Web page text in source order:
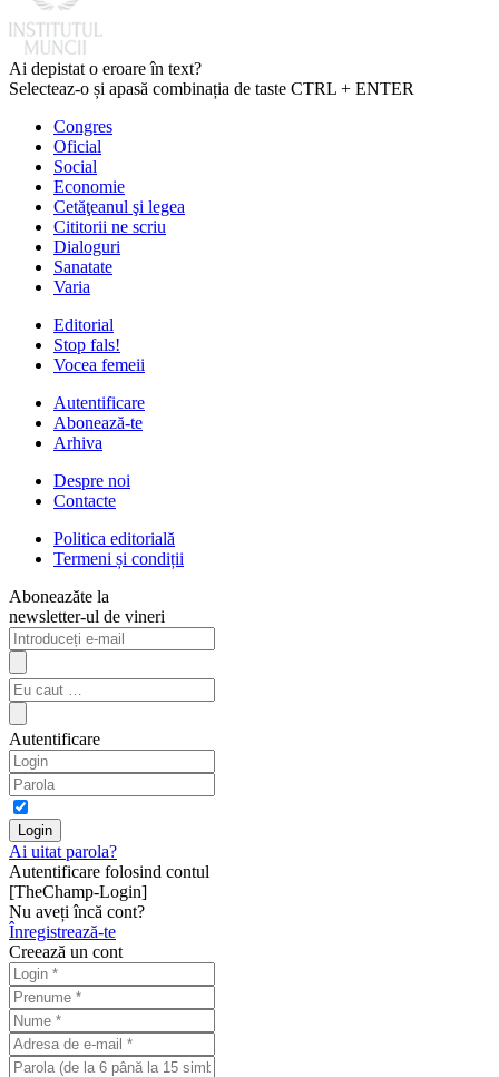
Ai depistat o eroare în text?
Selecteaz-o și apasă combinația de taste CTRL + ENTER
Congres
Oficial
Social
Economie
Cetăţeanul şi legea
Cititorii ne scriu
Dialoguri
Sanatate
Varia
Editorial
Stop fals!
Vocea femeii
Autentificare
Abonează-te
Arhiva
Despre noi
Contacte
Politica editorială
Termeni și condiții
Aboneazăte la
newsletter-ul de vineri
Autentificare
Ai uitat parola?
Autentificare folosind contul
[TheChamp-Login]
Nu aveți încă cont?
Înregistrează-te
Creează un cont